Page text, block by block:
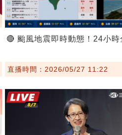
🔴 颱風地震即時動態！24小時
直播時間：2026/05/27 11:22